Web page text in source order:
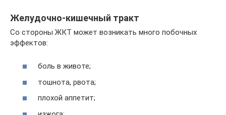
Желудочно-кишечный тракт
Со стороны ЖКТ может возникать много побочных
эффектов:
боль в животе;
тошнота, рвота;
плохой аппетит;